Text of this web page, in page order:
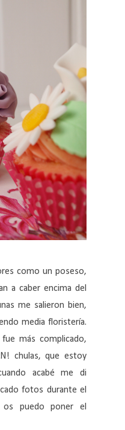
como un poseso,
a caber encima del
me salieron bien,
media floristería.
más complicado,
chulas, que estoy
acabé me di
fotos durante el
puedo poner el